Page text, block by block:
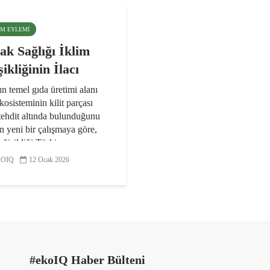
EYLEMI
Sağlığı İklim
İlacı
temel gıda üretimi alanı
kilit parçası
altında bulunduğunu
yeni bir çalışmaya göre,
Türkiye
ve üreticilerinin karşı
12 Ocak 2026
#ekoIQ Haber Bülteni